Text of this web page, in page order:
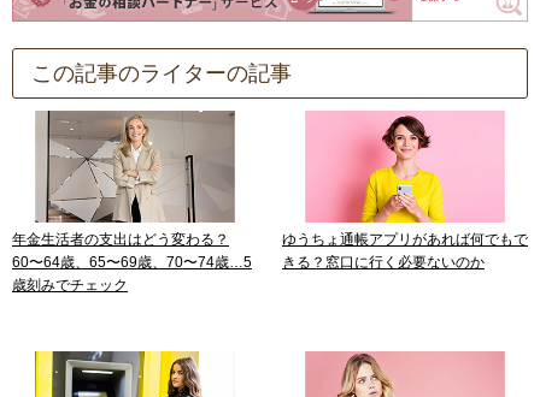
この記事のライターの記事
年金生活者の支出はどう変わる？
60〜64歳、65〜69歳、70〜74歳…5
歳刻みでチェック
ゆうちょ通帳アプリがあれば何でもで
きる？窓口に行く必要ないのか